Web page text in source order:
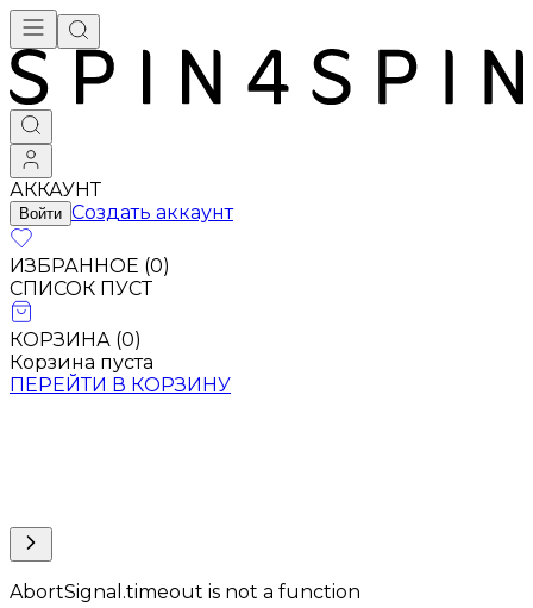
АККАУНТ
Войти Создать аккаунт
ИЗБРАННОЕ (0)
СПИСОК ПУСТ
КОРЗИНА (0)
Корзина пуста
ПЕРЕЙТИ В КОРЗИНУ
AbortSignal.timeout is not a function